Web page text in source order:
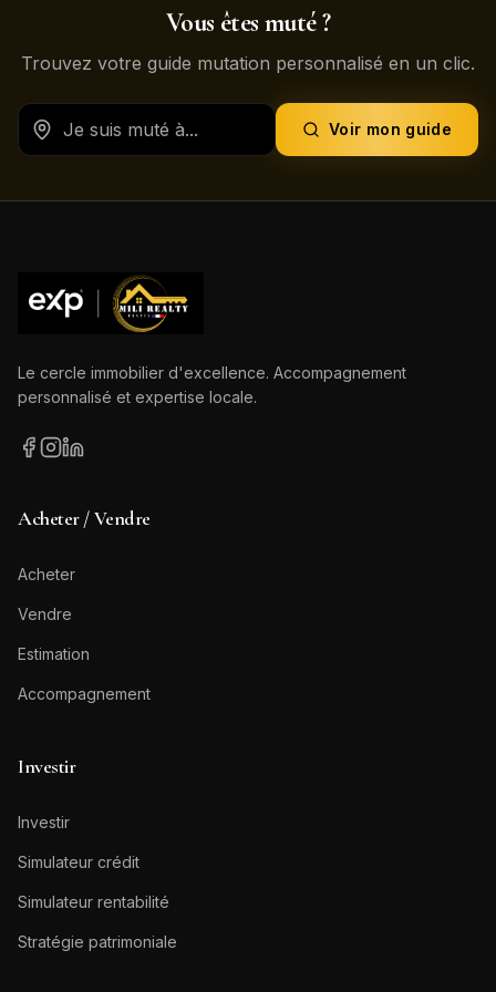
Vous êtes muté ?
Trouvez votre guide mutation personnalisé en un clic.
Voir mon guide
Le cercle immobilier d'excellence. Accompagnement
personnalisé et expertise locale.
Acheter / Vendre
Acheter
Vendre
Estimation
Accompagnement
Investir
Investir
Simulateur crédit
Simulateur rentabilité
Stratégie patrimoniale